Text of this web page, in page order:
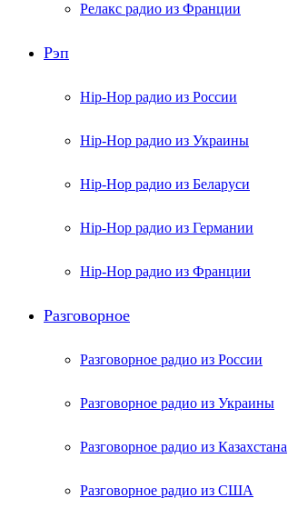
Релакс радио из Франции
Рэп
Hip-Hop радио из России
Hip-Hop радио из Украины
Hip-Hop радио из Беларуси
Hip-Hop радио из Германии
Hip-Hop радио из Франции
Разговорное
Разговорное радио из России
Разговорное радио из Украины
Разговорное радио из Казахстана
Разговорное радио из США